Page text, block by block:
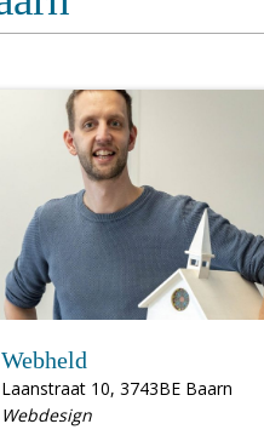
Webheld
Laanstraat 10, 3743BE Baarn
Webdesign